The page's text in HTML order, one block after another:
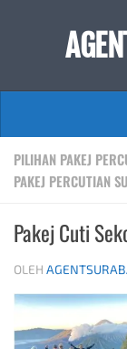
Skip to
PILIHAN PAKEJ
PAKEJ PERCUTIAN
Pakej Cuti
OLEH